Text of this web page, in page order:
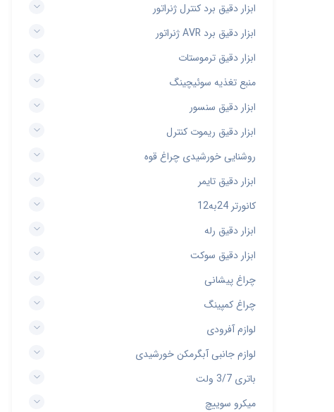
ابزار دقیق برد کنترل ژنراتور
ابزار دقیق برد AVR ژنراتور
ابزار دقیق ترموستات
منبع تغذیه سوئیچینگ
ابزار دقیق سنسور
ابزار دقیق ریموت کنترل
روشنایی خورشیدی چراغ قوه
ابزار دقیق تایمر
کانورتر 24به12
ابزار دقیق رله
ابزار دقیق سوکت
چراغ پیشانی
چراغ کمپینگ
لوازم آفرودی
لوازم جانبی آبگرمکن خورشیدی
باتری 3/7 ولت
میکرو سوییچ